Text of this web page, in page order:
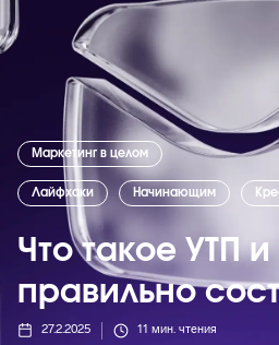
Маркетинг в целом
Лайфхаки Начинающим
Что такое УТП и
правильно
27.2.2025 11 мин. чтения